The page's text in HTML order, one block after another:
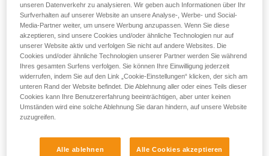
Erhöhung der
Leuchtstärke
zulasten der
Leuchtdauer
Erhöhung der
Leuchtdauer
zulasten der
Leuchtstärke
Leuchtstärke und Leuchtdauer einer Stirnlampe sind zwei
Parameter, die sich gegenseitig bedingen, ungeachtet der
verwendeten Technologie. Bei einer bestimmten verfügbaren
Energie hat die Erhöhung der Leuchtstärke automatisch eine
Reduktion der Leuchtdauer und umgekehrt zur Folge.
Am Kopf getragene kompakte Stirnlampen verfügen in der
unseren Datenverkehr zu analysieren. Wir geben auch Informationen über Ihr
Surfverhalten auf unserer Website an unsere Analyse-, Werbe- und Social-
Media-Partner weiter, um unsere Werbung anzupassen. Wenn Sie diese
akzeptieren, sind unsere Cookies und/oder ähnliche Technologien nur auf
unserer Website aktiv und verfolgen Sie nicht auf andere Websites. Die
Cookies und/oder ähnliche Technologien unserer Partner werden Sie während
Ihres gesamten Surfens verfolgen. Sie können Ihre Einwilligung jederzeit
widerrufen, indem Sie auf den Link „Cookie-Einstellungen“ klicken, der sich am
unteren Rand der Website befindet. Die Ablehnung aller oder eines Teils dieser
Cookies kann Ihre Benutzererfahrung beeinträchtigen, aber unter keinen
Umständen wird eine solche Ablehnung Sie daran hindern, auf unsere Website
zuzugreifen.
Alle ablehnen Alle Cookies akzeptieren